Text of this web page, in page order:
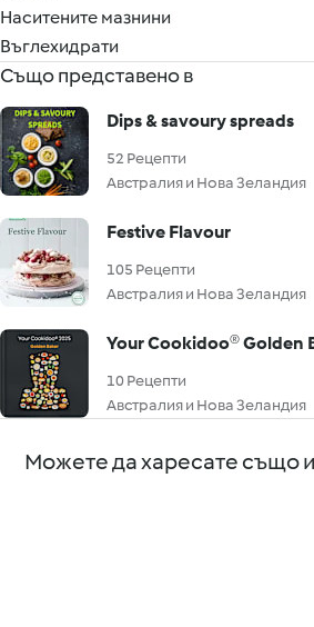
Наситените мазнини
Въглехидрати
Също представено в
Dips & savoury spreads
52 Рецепти
Австралия и Нова Зеландия
Festive Flavour
105 Рецепти
Австралия и Нова Зеландия
Your Cookidoo® Golden
10 Рецепти
Австралия и Нова Зеландия
Можете да харесате също и